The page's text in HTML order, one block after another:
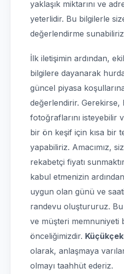
yaklaşık miktarını ve
yeterlidir. Bu bilgilerle
değerlendirme
İlk iletişimin ardından,
bilgilere dayanarak
güncel piyasa
değerlendirir. Gerekirse,
fotoğraflarını isteyebilir
bir ön keşif için kısa bir
yapabiliriz. Amacımız,
rekabetçi fiyatı
kabul etmenizin
uygun olan günü ve
randevu oluştururuz.
ve müşteri memnuniyeti
önceliğimizdir.
olarak, anlaşmaya
olmayı taahhüt ederiz.